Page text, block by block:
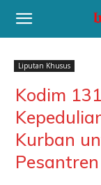
Liputan Khusus
Kodim
Kurban
Pesantren